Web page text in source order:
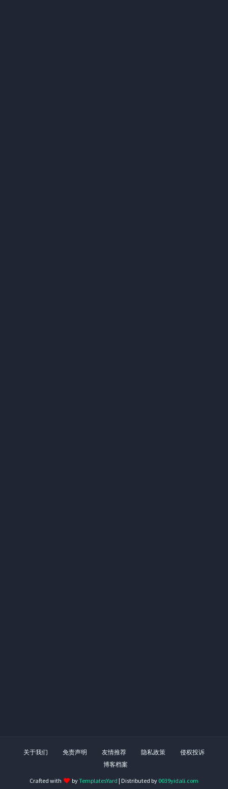
关于我们 免责声明 友情推荐 隐私政策
侵权投诉
博客档案
Crafted with byTemplatesYard | Distributed by 0039yidali.com